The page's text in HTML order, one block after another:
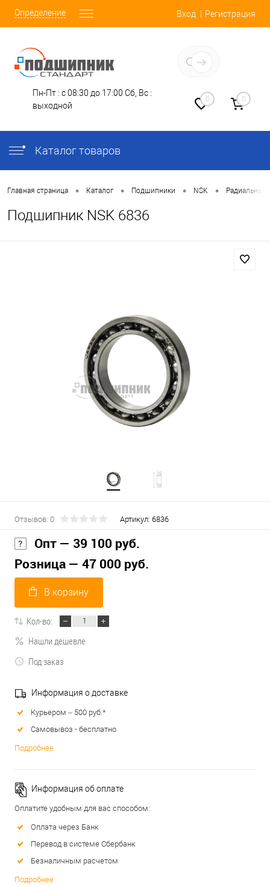
Определение Вход Регистрация
Пн-Пт : с 08:30 до 17:00 Сб, Вс :
выходной
0 0
Каталог товаров
Главная страница • Каталог • Подшипники • NSK •
Подшипник NSK 6836
Отзывов: 0 Артикул: 6836
Опт — 39 100 руб.
Розница — 47 000 руб.
В корзину
Кол-во:
Нашли дешевле
Под заказ
Информация о доставке
Курьером – 500 руб.*
Самовывоз - бесплатно
Подробнее
Информация об оплате
Оплатите удобным для вас способом:
Оплата через Банк
Перевод в системе Сбербанк
Безналичным расчетом
Подробнее